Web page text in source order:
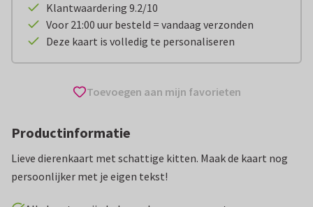
Klantwaardering 9.2/10
Voor 21:00 uur besteld = vandaag verzonden
Deze kaart is volledig te personaliseren
Toevoegen aan mijn favorieten
Productinformatie
Lieve dierenkaart met schattige kitten. Maak de kaart nog
persoonlijker met je eigen tekst!